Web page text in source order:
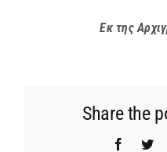
Εκ της
Share the